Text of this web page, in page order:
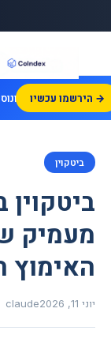
הירשמו עכשיו →
ביטקוין
מעמיק
האימוץ
יוני 11, 2026 claude